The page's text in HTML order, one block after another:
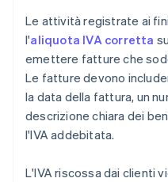
Le attività registrate ai
l'aliquota IVA corretta
emettere fatture che
Le fatture devono
la data della fattura, un
descrizione chiara dei
l'IVA addebitata.
L'IVA riscossa dai clienti